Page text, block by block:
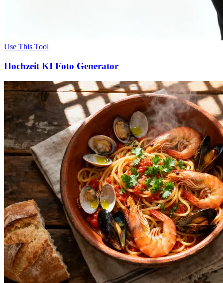
Use This Tool
Hochzeit KI Foto Generator